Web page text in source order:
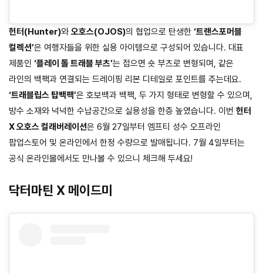
헌터(Hunter)와 오호스(OJOS)의 협업으로 탄생한 ‘트랜스포머블
컬렉션’은 여행자들을 위한 실용 아이템으로 구성되어 있습니다. 대표
제품인 ‘플레이 톨 트래블 부츠’는 접으면 숏 부츠로 변형되며, 같은
라인의 백팩과 연결되는 드레이핑 리본 디테일로 포인트를 주는데요.
‘트래블립스 탑백팩’은 호보백과 백팩, 두 가지 형태로 변형할 수 있으며,
방수 소재와 넉넉한 수납공간으로 실용성을 한층 높였습니다. 이번 헌터
X 오호스 컬래버레이션은 6월 27일부터 엠프티 성수 오프라인
팝업스토어 및 온라인에서 한정 수량으로 발매됩니다. 7월 4일부터는
공식 온라인몰에서도 만나볼 수 있으니 체크해 두세요!
닥터마틴 X 메이드미